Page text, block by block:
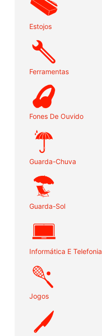
Estojos
Ferramentas
Fones De Ouvido
Guarda-Chuva
Guarda-Sol
Informática E Telefonia
Jogos